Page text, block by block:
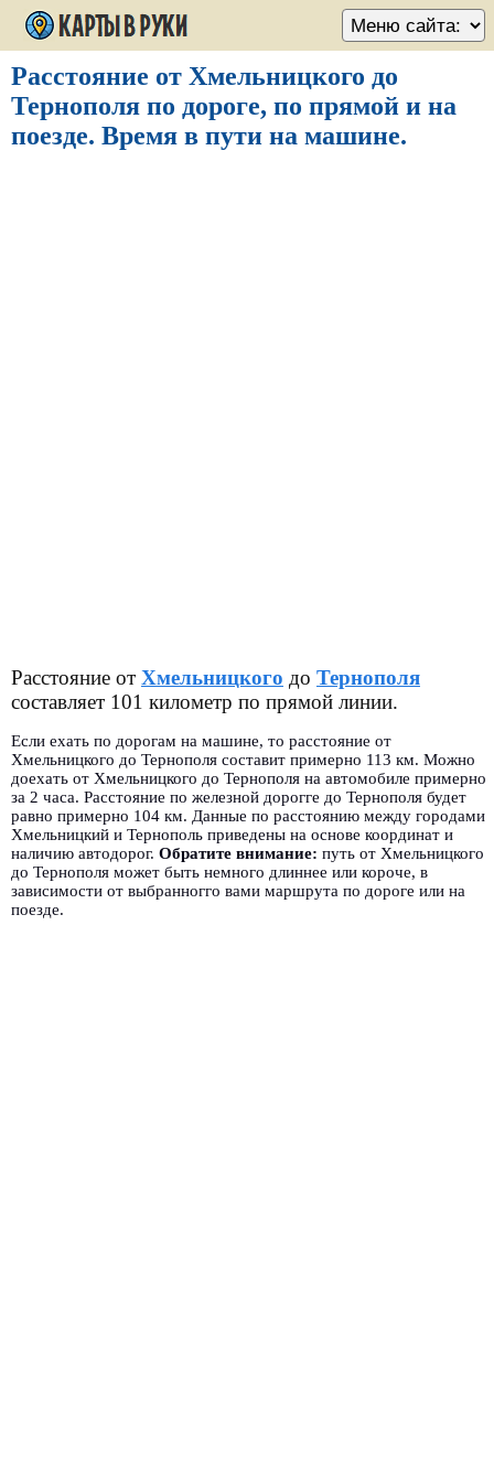
Расстояние от Хмельницкого до
Тернополя по дороге, по прямой и на
поезде. Время в пути на машине.
Расстояние от Хмельницкого до Тернополя
составляет 101 километр по прямой линии.
Если ехать по дорогам на машине, то расстояние от
Хмельницкого до Тернополя составит примерно 113 км. Можно
доехать от Хмельницкого до Тернополя на автомобиле примерно
за 2 часа. Расстояние по железной дорогге до Тернополя будет
равно примерно 104 км. Данные по расстоянию между городами
Хмельницкий и Тернополь приведены на основе координат и
наличию автодорог. Обратите внимание: путь от Хмельницкого
до Тернополя может быть немного длиннее или короче, в
зависимости от выбранногго вами маршрута по дороге или на
поезде.